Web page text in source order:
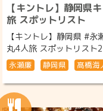
【キントレ】静岡県
旅 スポットリスト
【キントレ】静岡県 #
丸4人旅 スポットリス
永瀬廉 静岡県 髙橋海